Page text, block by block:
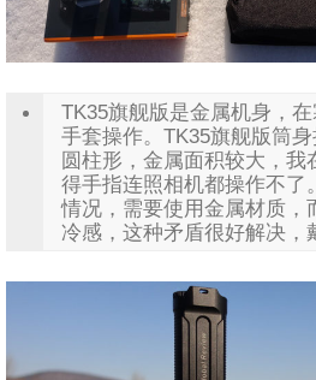
TK35旗舰版是金属机身，
手套操作。TK35旗舰版筒
圆柱形，金属面积较大，
得手指连照相机都操作不了
情况，需要使用金属材质，
冷感，这种矛盾很好解决，